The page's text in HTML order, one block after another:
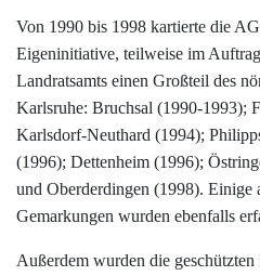
Von 1990 bis 1998 kartierte die
Eigeninitiative, teilweise im
Landratsamts einen Großteil des
Karlsruhe: Bruchsal (1990-1993);
Karlsdorf-Neuthard (1994);
(1996); Dettenheim (1996);
und Oberderdingen (1998). Einige
Gemarkungen wurden ebenfalls
Außerdem wurden die